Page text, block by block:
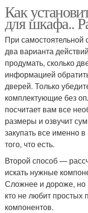
Как
для шкафа..
При самостоятельной
два варианта
продумать, сколько
информацией
дверей. Только
комплектующие без
посчитает вам все
размеры и озвучит
закупать все именно
того, что есть.
Второй способ —
искать нужные
Сложнее и дороже, но
кто не любит простых
компонентов.